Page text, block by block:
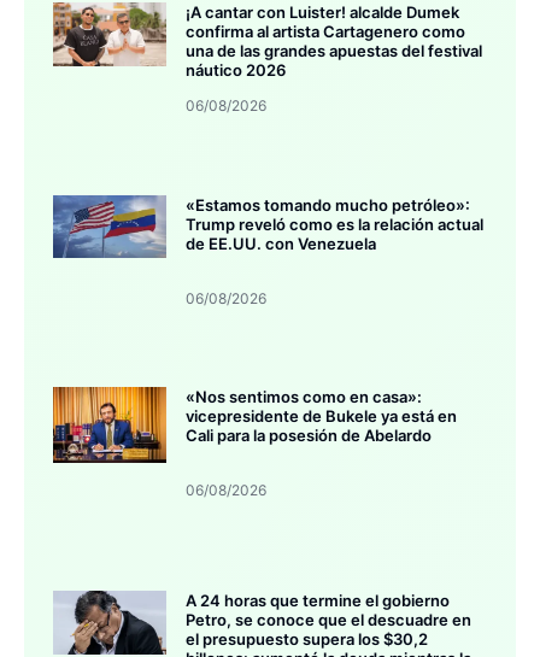
¡A cantar con Luister! alcalde Dumek
confirma al artista Cartagenero como
una de las grandes apuestas del festival
náutico 2026
06/08/2026
«Estamos tomando mucho petróleo»:
Trump reveló como es la relación actual
de EE.UU. con Venezuela
06/08/2026
«Nos sentimos como en casa»:
vicepresidente de Bukele ya está en
Cali para la posesión de Abelardo
06/08/2026
A 24 horas que termine el gobierno
Petro, se conoce que el descuadre en
el presupuesto supera los $30,2